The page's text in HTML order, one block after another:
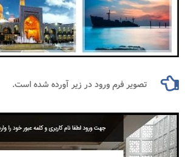
تصویر فرم ورود در زیر آورده شده است.